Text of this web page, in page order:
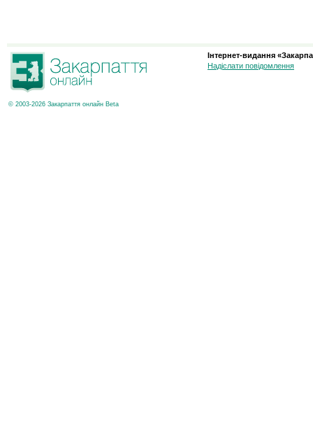
© 2003-2026 Закарпаття онлайн Beta
Інтернет-видання
Надіслати повідомлення